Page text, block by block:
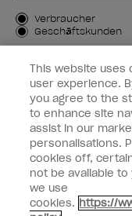
Kundenart
Verbraucher
Geschäftskunden
MICH ANMELDEN
OPI & Sie
This website uses
user experience.
you agree to the
to enhance site
assist in our
personalisations.
cookies off,
not be available
we use
cookies. https://